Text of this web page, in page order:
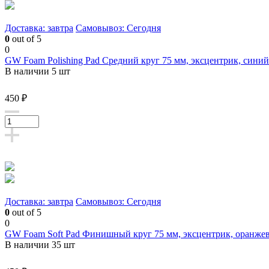
Доставка: завтра Самовывоз: Сегодня
0 out of 5
0
GW Foam Polishing Pad Средний круг 75 мм, эксцентрик, синий
В наличии 5 шт
450 ₽
Доставка: завтра Самовывоз: Сегодня
0 out of 5
0
GW Foam Soft Pad Финишный круг 75 мм, эксцентрик,
В наличии 35 шт